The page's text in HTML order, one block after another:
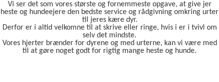
Vi ser det som vores største og fornemmeste opgave, at give jer
heste og hundeejere den bedste service og rådgivning omkring urter
til jeres kære dyr.
Derfor er i altid velkomne til at skrive eller ringe, hvis i er i tvivl om
selv det mindste.
Vores hjerter brænder for dyrene og med urterne, kan vi være med
til at gøre noget godt for rigtig mange heste og hunde.